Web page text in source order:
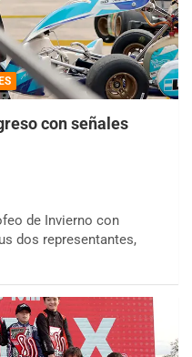
con señales
de Invierno con
dos representantes,